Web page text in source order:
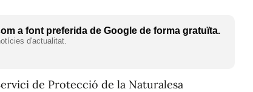
a font preferida de Google de forma gratuïta.
d'actualitat.
de Protecció de la Naturalesa